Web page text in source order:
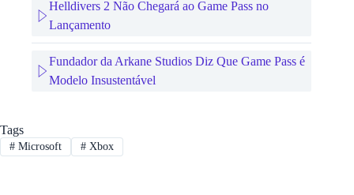
Helldivers 2 Não Chegará ao Game Pass no
Lançamento
Fundador da Arkane Studios Diz Que Game Pass é
Modelo Insustentável
Tags
#Microsoft #Xbox